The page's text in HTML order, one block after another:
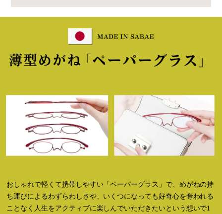
おしゃれで軽くて携帯しやすい「ペーパーグラス」で、めがねの持
ち運びによるわずらわしさや、いくつになっても好奇心を奪われる
ことなく人生をアクティブに楽しんでいただきたいという想いで1